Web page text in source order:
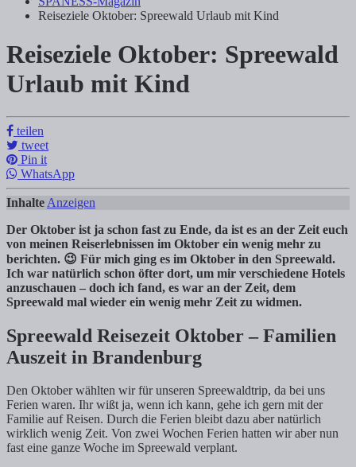
Reiseziele Oktober: Spreewald Urlaub mit Kind
Reiseziele Oktober: Spreewald Urlaub
Tanja Klindworth
Inhalte Anzeigen 1) Spreewald Reisezeit Oktober – Familien
Reiseziele Oktober: Spreewald
Urlaub mit Kind
teilen
tweet
Pin it
WhatsApp
Inhalte Anzeigen
Der Oktober ist ja schon fast zu Ende, da ist es an der Zeit euch
von meinen Reiserlebnissen im Oktober ein wenig mehr zu
berichten. 😉 Für mich ging es im Oktober in den Spreewald.
Ich war natürlich schon öfter dort, um mir verschiedene Hotels
anzuschauen – doch ich fand, es war an der Zeit, dem
Spreewald mal wieder ein wenig mehr Zeit zu widmen.
Spreewald Reisezeit Oktober – Familien
Auszeit in Brandenburg
Den Oktober wählten wir für unseren Spreewaldtrip, da bei uns
Ferien waren. Ihr wißt ja, wenn ich kann, gehe ich gern mit der
Familie auf Reisen. Durch die Ferien bleibt dazu aber natürlich
wirklich wenig Zeit. Von zwei Wochen Ferien hatten wir aber nun
fast eine ganze Woche im Spreewald verplant.